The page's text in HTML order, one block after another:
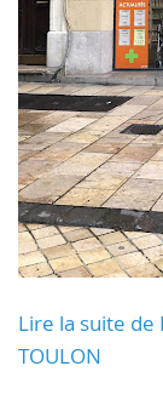
Lire la suite de
TOULON